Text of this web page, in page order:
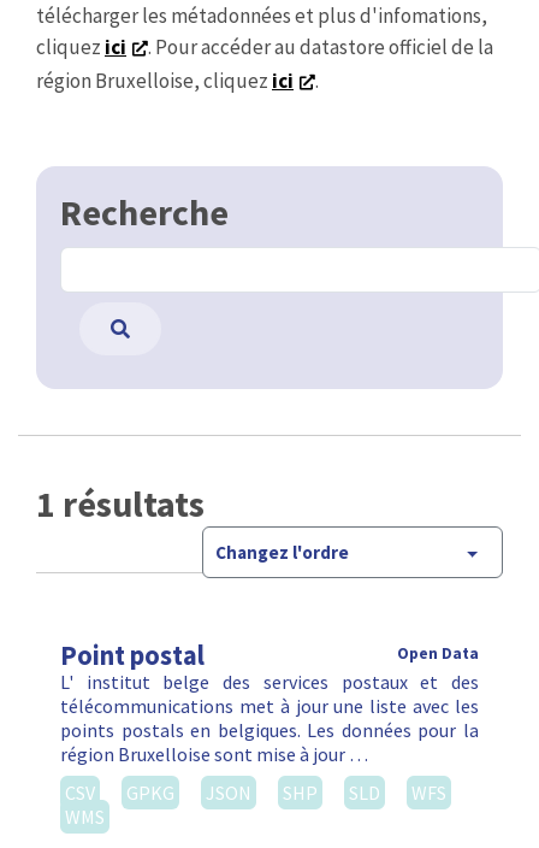
télécharger les métadonnées et plus d'infomations,
cliquez ici
. Pour accéder au datastore officiel de la
région Bruxelloise, cliquez ici .
Recherche
1 résultats
Changez l'ordre
Point postal Open Data
L' institut belge des services postaux et des
télécommunications met à jour une liste avec les
points postals en belgiques. Les données pour la
région Bruxelloise sont mise à jour …
CSV
GPKG JSON SHP SLD
WFS
WMS